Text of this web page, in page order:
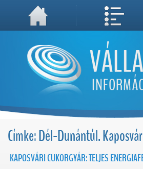
A weboldal használatával Ön elfogadja, hogy Cookie-kat (sütiket) tároljunk
Címke: Dél-Dunántúl. Kaposvár
KAPOSVÁRI CUKORGYÁR: TELJES